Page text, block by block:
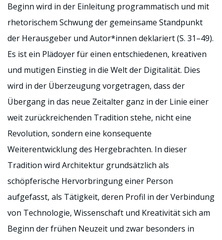
Beginn wird in der Einleitung programmatisch und mit
rhetorischem Schwung der gemeinsame Standpunkt
der Herausgeber und Autor*innen deklariert (S. 31–49).
Es ist ein Plädoyer für einen entschiedenen, kreativen
und mutigen Einstieg in die Welt der Digitalität. Dies
wird in der Überzeugung vorgetragen, dass der
Übergang in das neue Zeitalter ganz in der Linie einer
weit zurückreichenden Tradition stehe, nicht eine
Revolution, sondern eine konsequente
Weiterentwicklung des Hergebrachten. In dieser
Tradition wird Architektur grundsätzlich als
schöpferische Hervorbringung einer Person
aufgefasst, als Tätigkeit, deren Profil in der Verbindung
von Technologie, Wissenschaft und Kreativität sich am
Beginn der frühen Neuzeit und zwar besonders in